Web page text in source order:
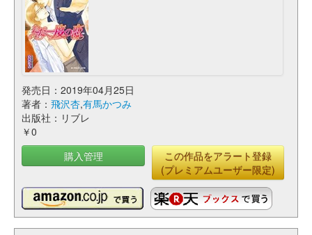
発売日：2019年04月25日
著者： 飛沢杏,有馬かつみ
出版社：リブレ
￥0
購入管理
この作品をアラート登録
(プレミアムユーザー限定)